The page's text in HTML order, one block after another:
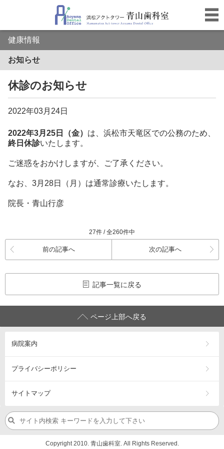
健康情報
お知らせ
休診のお知らせ
2022年03月24日
2022年3月25日（金） は、浜松市天竜区での公務のため、
終日休診いたします。
ご迷惑をおかけしますが、ご了承ください。
なお、3月28日（月）は通常診療いたします。
院長・青山行彦
27件 / 全260件中
前の記事へ 次の記事へ
記事一覧に戻る
ページ上部へ戻る
病院案内
プライバシーポリシー
サイトマップ
Copyright 2010. 青山歯科室. All Rights Reserved.